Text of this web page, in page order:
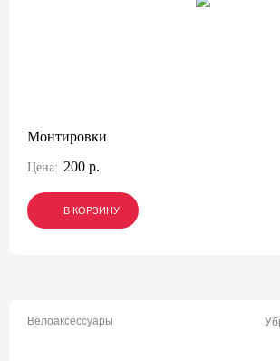
Монтировки
Цена: 200 р.
В КОРЗИНУ
В КОРЗИНУ
В КОРЗИНУ
Велоаксессуары